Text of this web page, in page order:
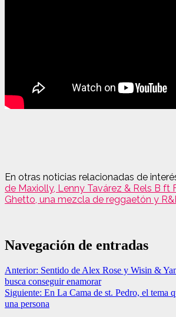
En otras noticias relacionadas de
de Maxiolly, Lenny Tavárez & Rels B ft
Ghetto, una mezcla de reggaetón y
Navegación de entradas
Anterior: Sentido de Alex Rose y Wisin &
busca conseguir enamorar
Siguiente: En La Cama de st. Pedro, el tema
una persona